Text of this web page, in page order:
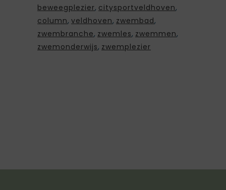
beweegplezier, citysportveldhoven,
column, veldhoven, zwembad,
zwembranche, zwemles, zwemmen,
zwemonderwijs, zwemplezier